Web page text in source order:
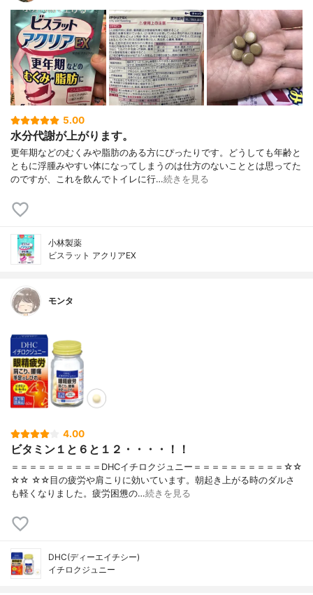
5.00
水分代謝が上がります。
更年期などのむくみや脂肪のある方にぴったりです。どうしても年齢と
ともに浮腫みやすい体になってしまうのは仕方のないこととは思ってた
のですが、これを飲んでトイレに行…続きを見る
小林製薬
ビスラット アクリアEX
モンタ
4.00
ビタミン１と６と１２・・・・！！
＝＝＝＝＝＝＝＝＝＝DHCイチロクジュニー＝＝＝＝＝＝＝＝＝＝☆☆
☆☆ ☆☆目の疲労や肩こりに効いています。朝起き上がる時のダルさ
も軽くなりました。疲労困憊の…続きを見る
DHC(ディーエイチシー)
イチロクジュニー